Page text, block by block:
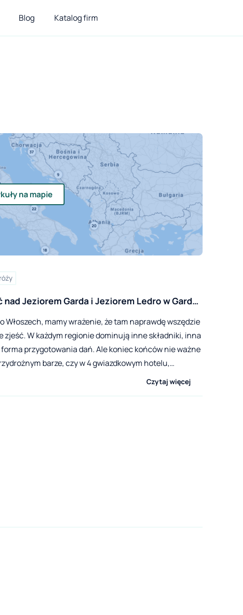
Blog Katalog firm
na mapie
nad Jeziorem Garda i Jeziorem Ledro w Garda
Włoszech, mamy wrażenie, że tam naprawdę wszędzie
zjeść. W każdym regionie dominują inne składniki, inna
przygotowania dań. Ale koniec końców nie ważne
barze, czy w 4 gwiazdkowym hotelu,
po prostu smacznie. Dzisiaj zaproponujemy Wam
Czytaj więcej